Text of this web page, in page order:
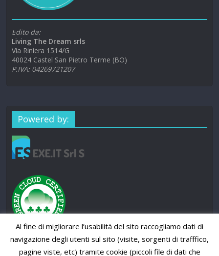
Edito da:
Living The Dream srls
Via Riniera 1514/G
40024 Castel San Pietro Terme (BO)
P.IVA: 04269721207
Powered by:
Al fine di migliorare l’usabilità del sito raccogliamo dati di
navigazione degli utenti sul sito (visite, sorgenti di trafffico,
pagine viste, etc) tramite cookie (piccoli file di dati che